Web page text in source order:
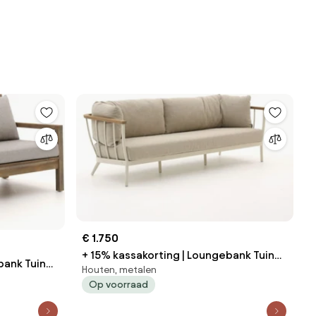
Tuin
€ 1.750
+ 15% kassakorting | Loungebank Tuin
Apple Bee | Aluminium | 3 personen |
Tuinbank Wit | 217cm | Incl. kussens |
Houten, metalen
Op voorraad